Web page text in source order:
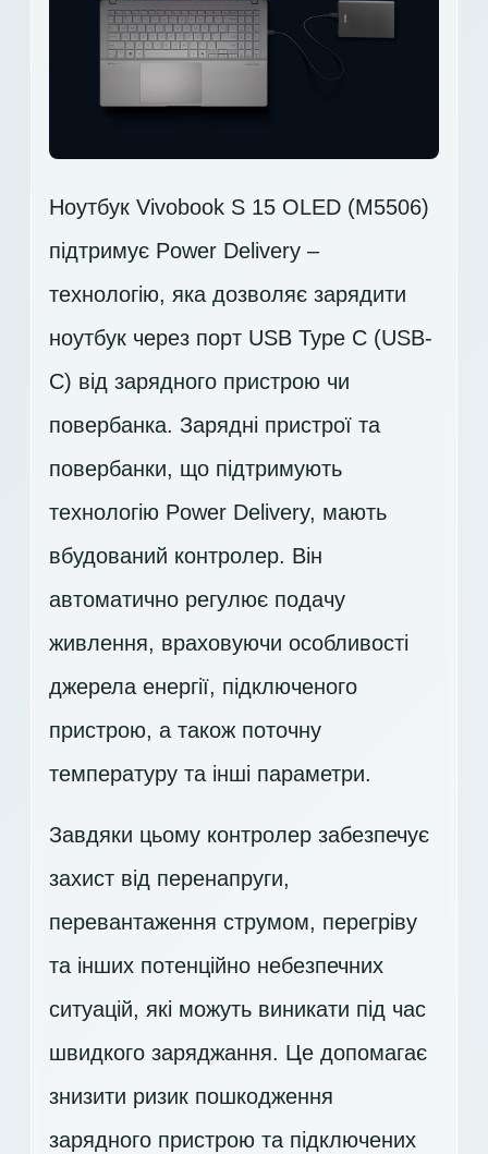
Ноутбук Vivobook S 15 OLED (M5506)
підтримує Power Delivery –
технологію, яка дозволяє зарядити
ноутбук через порт USB Type C (USB-
C) від зарядного пристрою чи
повербанка. Зарядні пристрої та
повербанки, що підтримують
технологію Power Delivery, мають
вбудований контролер. Він
автоматично регулює подачу
живлення, враховуючи особливості
джерела енергії, підключеного
пристрою, а також поточну
температуру та інші параметри.
Завдяки цьому контролер забезпечує
захист від перенапруги,
перевантаження струмом, перегріву
та інших потенційно небезпечних
ситуацій, які можуть виникати під час
швидкого заряджання. Це допомагає
знизити ризик пошкодження
зарядного пристрою та підключених